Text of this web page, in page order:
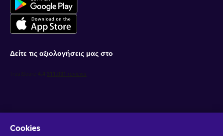
Δείτε τις αξιολογήσεις μας στο
Cookies